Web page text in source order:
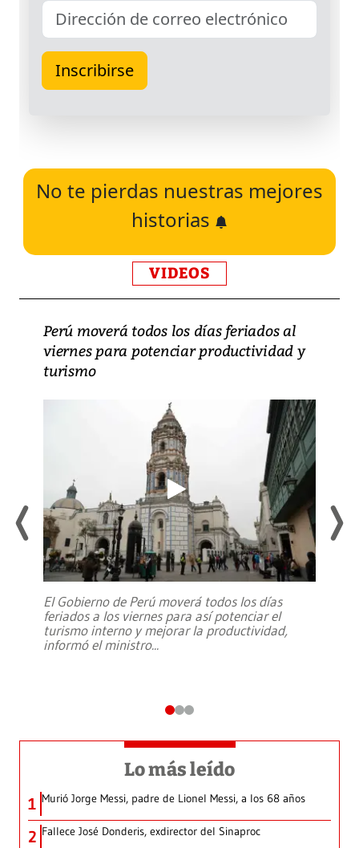
No te pierdas nuestras mejores
historias
VIDEOS
Perú moverá todos los días feriados al
viernes para potenciar productividad y
turismo
El Gobierno de Perú moverá todos los días
feriados a los viernes para así potenciar el
turismo interno y mejorar la productividad,
informó el ministro...
Lo más leído
1 Murió Jorge Messi, padre de Lionel Messi, a los 68 años
2 Fallece José Donderis, exdirector del Sinaproc